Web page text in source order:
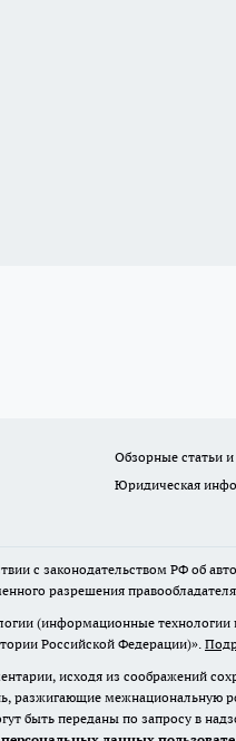
Обзорные статьи
Юридическая
с законодательством РФ об
разрешения
(информационные
Российской Федерации)».
исходя из соображений
разжигающие межнациональную
быть переданы по запросу в